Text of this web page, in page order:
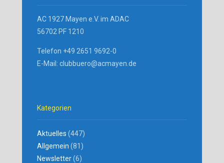
AC 1927 Mayen e.V. im ADAC
56702 PF 1210
Telefon +49 2651 9692-0
E-Mail: clubbuero@acmayen.de
Kategorien
Aktuelles (447)
Allgemein (81)
Newsletter(6)